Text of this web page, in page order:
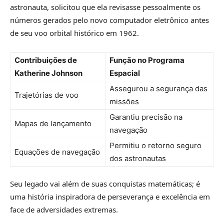
astronauta, solicitou que ela revisasse pessoalmente os
números gerados pelo novo computador eletrônico antes
de seu voo orbital histórico em 1962.
Contribuições de
Katherine Johnson
Função no Programa
Espacial
Trajetórias de voo
Assegurou a segurança das
missões
Mapas de lançamento
Garantiu precisão na
navegação
Equações de navegação
Permitiu o retorno seguro
dos astronautas
Seu legado vai além de suas conquistas matemáticas; é
uma história inspiradora de perseverança e excelência em
face de adversidades extremas.